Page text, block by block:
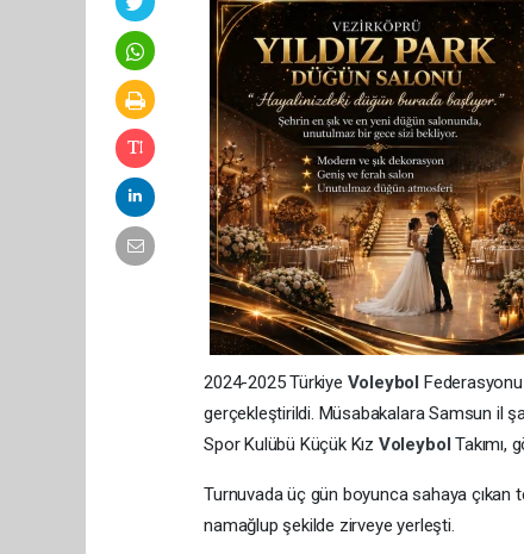
2024-2025 Türkiye Voleybol
gerçekleştirildi. Müsabakalara Samsun il
Spor Kulübü Küçük Kız Voleybol
Turnuvada üç gün boyunca sahaya çıkan
namağlup şekilde zirveye yerleşti.